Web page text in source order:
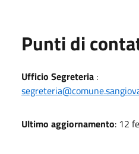
Punti di
Ufficio Segreteria :
Ultimo aggiornamento: 12